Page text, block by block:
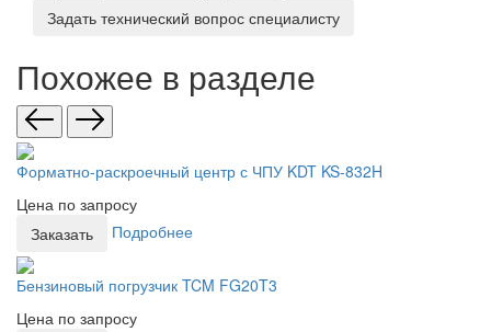
Задать технический вопрос специалисту
Похожее в разделе
Форматно-раскроечный центр с ЧПУ KDT KS-832H
Цена по запросу
Заказать
Подробнее
Бензиновый погрузчик TCM FG20T3
Цена по запросу